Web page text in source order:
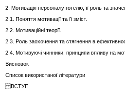
2. Мотивація персоналу готелю, її роль та
2.1. Поняття мотивації та її зміст.
2.2. Мотиваційні теорії.
2.3. Роль заохочення та стягнення в
2.4. Мотивуючі чинники, принципи впливу на
Висновок
Список використаної літератури
ВСТУП